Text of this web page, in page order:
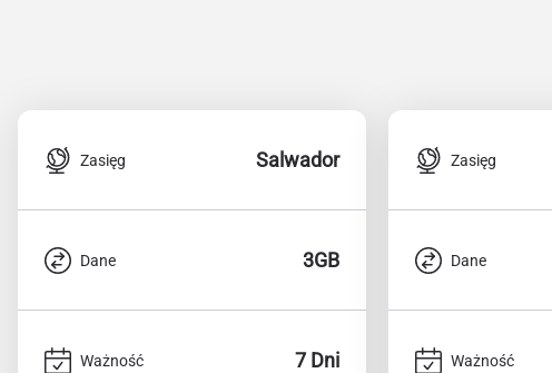
Zasięg Salwador
Dane 3GB
Ważność 7 Dni
Zasięg
Dane
Ważność